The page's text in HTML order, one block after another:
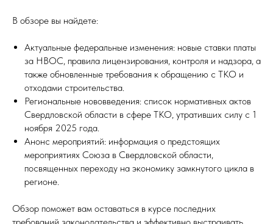
В обзоре вы найдете:
Актуальные федеральные изменения: новые ставки платы
за НВОС, правила лицензирования, контроля и надзора, а
также обновленные требования к обращению с ТКО и
отходами строительства.
Региональные нововведения: список нормативных актов
Свердловской области в сфере ТКО, утративших силу с 1
ноября 2025 года.
Анонс мероприятий: информация о предстоящих
мероприятиях Союза в Свердловской области,
посвященных переходу на экономику замкнутого цикла в
регионе.
Обзор поможет вам оставаться в курсе последних
требований законодательства и эффективно выстраивать